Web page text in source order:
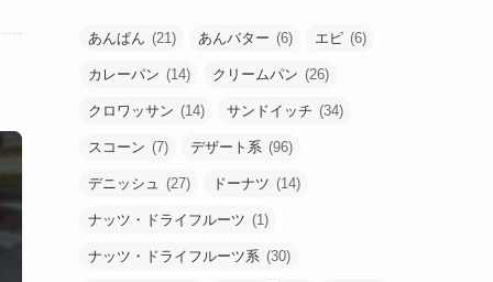
あんぱん (21) あんバター (6) エピ (6)
カレーパン (14) クリームパン (26)
クロワッサン (14) サンドイッチ (34)
スコーン (7) デザート系 (96)
デニッシュ (27) ドーナツ (14)
ナッツ・ドライフルーツ (1)
ナッツ・ドライフルーツ系 (30)